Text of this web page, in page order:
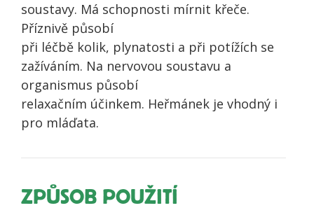
soustavy. Má schopnosti mírnit křeče.
Příznivě působí
při léčbě kolik, plynatosti a při potížích se
zažíváním. Na nervovou soustavu a
organismus působí
relaxačním účinkem. Heřmánek je vhodný i
pro mláďata.
ZPŮSOB POUŽITÍ